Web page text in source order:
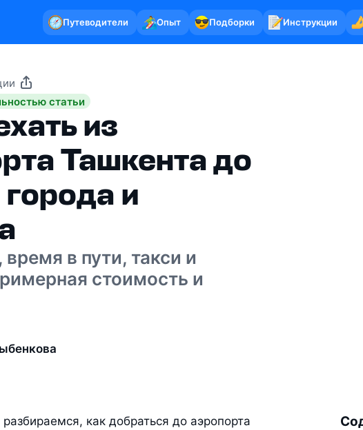
Путеводители Опыт Подборки Инструкции
статьи
из
Ташкента до
и
время в пути, такси и
стоимость и
как добраться до аэропорта